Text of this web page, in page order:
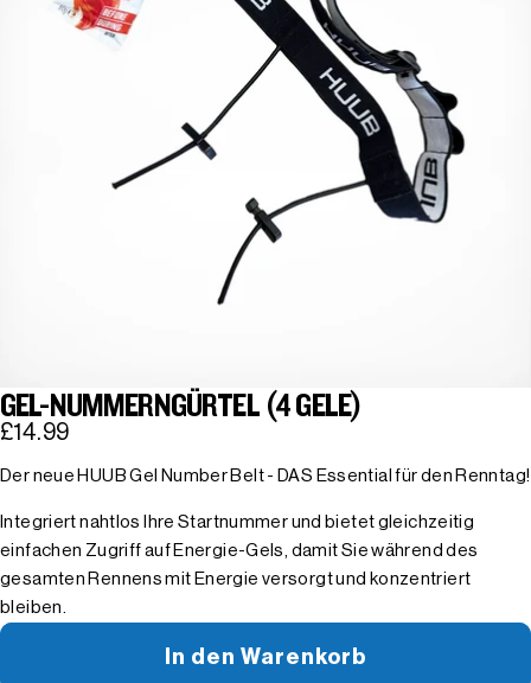
GEL-NUMMERNGÜRTEL (4 GELE)
£14.99
Der neue HUUB Gel Number Belt - DAS Essential für den Renntag!
Integriert nahtlos Ihre Startnummer und bietet gleichzeitig
einfachen Zugriff auf Energie-Gels, damit Sie während des
gesamten Rennens mit Energie versorgt und konzentriert
bleiben.
In den Warenkorb